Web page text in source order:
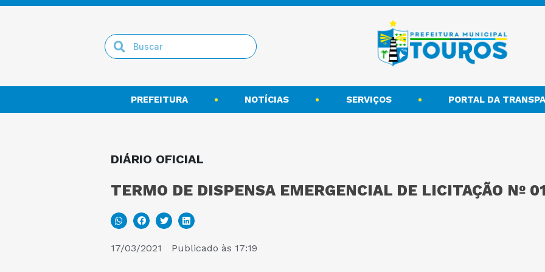
PREFEITURA NOTÍCIAS SERVIÇOS PORTAL DA
DIÁRIO OFICIAL
TERMO DE DISPENSA EMERGENCIAL DE LICITAÇÃO Nº
17/03/2021 Publicado às 17:19